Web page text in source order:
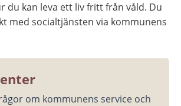
du kan leva ett liv fritt från våld. Du
med socialtjänsten via kommunens
om kommunens service och